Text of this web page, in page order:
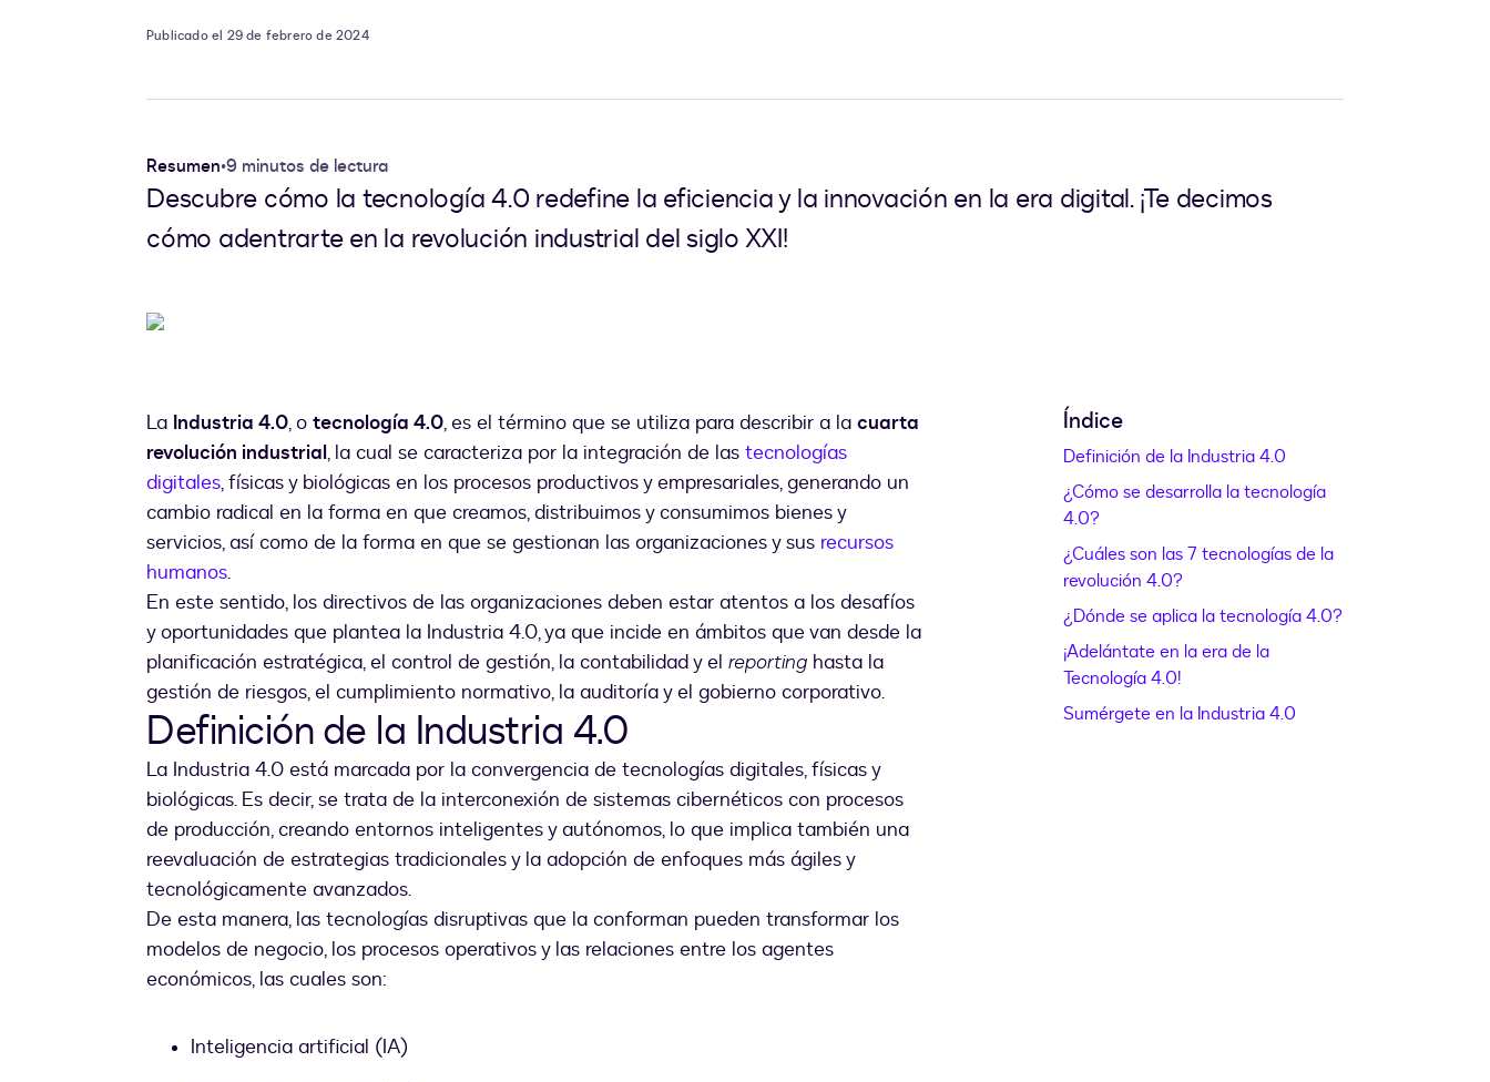
Publicado el 29 de febrero de 2024
Resumen•9 minutos de lectura
Descubre cómo la tecnología 4.0 redefine la eficiencia y la innovación en la era digital. ¡Te decimos
cómo adentrarte en la revolución industrial del siglo XXI!
La Industria 4.0, o tecnología 4.0, es el término que se utiliza para describir a la cuarta
revolución industrial, la cual se caracteriza por la integración de las tecnologías
digitales, físicas y biológicas en los procesos productivos y empresariales, generando un
cambio radical en la forma en que creamos, distribuimos y consumimos bienes y
servicios, así como de la forma en que se gestionan las organizaciones y sus recursos
humanos.
En este sentido, los directivos de las organizaciones deben estar atentos a los desafíos
y oportunidades que plantea la Industria 4.0, ya que incide en ámbitos que van desde la
planificación estratégica, el control de gestión, la contabilidad y el reporting hasta la
gestión de riesgos, el cumplimiento normativo, la auditoría y el gobierno corporativo.
Definición de la Industria 4.0
La Industria 4.0 está marcada por la convergencia de tecnologías digitales, físicas y
biológicas. Es decir, se trata de la interconexión de sistemas cibernéticos con procesos
de producción, creando entornos inteligentes y autónomos, lo que implica también una
reevaluación de estrategias tradicionales y la adopción de enfoques más ágiles y
tecnológicamente avanzados.
De esta manera, las tecnologías disruptivas que la conforman pueden transformar los
modelos de negocio, los procesos operativos y las relaciones entre los agentes
económicos, las cuales son:
Inteligencia artificial (IA)
Índice
Definición de la Industria 4.0
¿Cómo se desarrolla la tecnología
4.0?
¿Cuáles son las 7 tecnologías de la
revolución 4.0?
¿Dónde se aplica la tecnología 4.0?
¡Adelántate en la era de la
Tecnología 4.0!
Sumérgete en la Industria 4.0